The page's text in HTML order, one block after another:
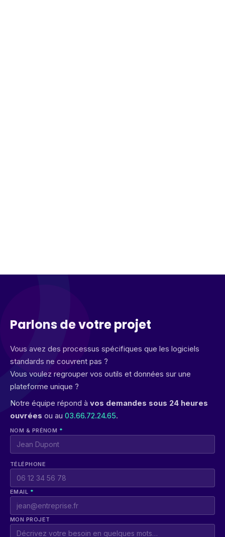
Parlons de votre projet
Vous avez des processus spécifiques que les logiciels
standards ne couvrent pas ?
Vous voulez regrouper vos outils et données sur une
plateforme unique ?
Notre équipe répond à vos demandes sous 24 heures
ouvrées ou au 03.66.72.24.65.
NOM & PRÉNOM *
TÉLÉPHONE
EMAIL *
MON PROJET